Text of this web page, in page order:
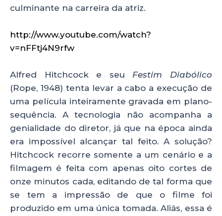
culminante na carreira da atriz.
http://www.youtube.com/watch?
v=nFFtj4N9rfw
Alfred Hitchcock e seu Festim Diabólico
(Rope, 1948) tenta levar a cabo a execução de
uma película inteiramente gravada em plano-
sequência. A tecnologia não acompanha a
genialidade do diretor, já que na época ainda
era impossível alcançar tal feito. A solução?
Hitchcock recorre somente a um cenário e a
filmagem é feita com apenas oito cortes de
onze minutos cada, editando de tal forma que
se tem a impressão de que o filme foi
produzido em uma única tomada. Aliás, essa é